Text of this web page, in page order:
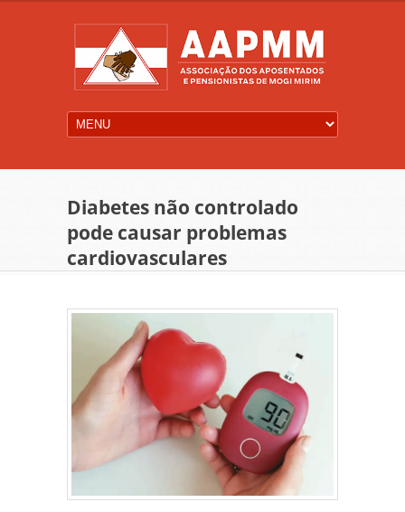
Diabetes não controlado
pode causar problemas
cardiovasculares